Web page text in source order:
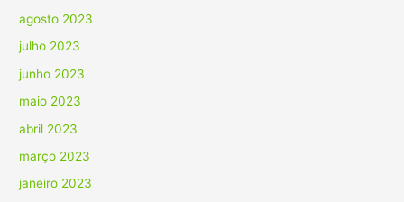
agosto 2023
julho 2023
junho 2023
maio 2023
abril 2023
março 2023
janeiro 2023